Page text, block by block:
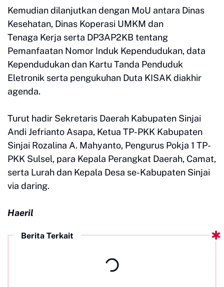
Kemudian dilanjutkan dengan MoU antara Dinas
Kesehatan, Dinas Koperasi UMKM dan
Tenaga Kerja serta DP3AP2KB tentang
Pemanfaatan Nomor Induk Kependudukan, data
Kependudukan dan Kartu Tanda Penduduk
Eletronik serta pengukuhan Duta KISAK diakhir
agenda.
Turut hadir Sekretaris Daerah Kabupaten Sinjai
Andi Jefrianto Asapa, Ketua TP-PKK Kabupaten
Sinjai Rozalina A. Mahyanto, Pengurus Pokja 1 TP-
PKK Sulsel, para Kepala Perangkat Daerah, Camat,
serta Lurah dan Kepala Desa se-Kabupaten Sinjai
via daring.
Haeril
Berita Terkait